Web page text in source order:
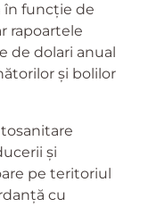
în funcție de
rapoartele
de dolari anual
și bolilor
și
pe teritoriul
cu